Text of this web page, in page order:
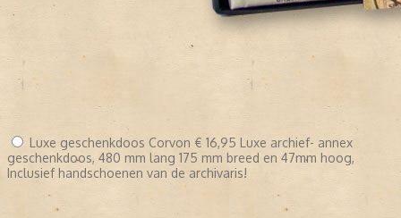
Luxe geschenkdoos Corvon € 16,95 Luxe archief- annex
geschenkdoos, 480 mm lang 175 mm breed en 47mm hoog,
Inclusief handschoenen van de archivaris!